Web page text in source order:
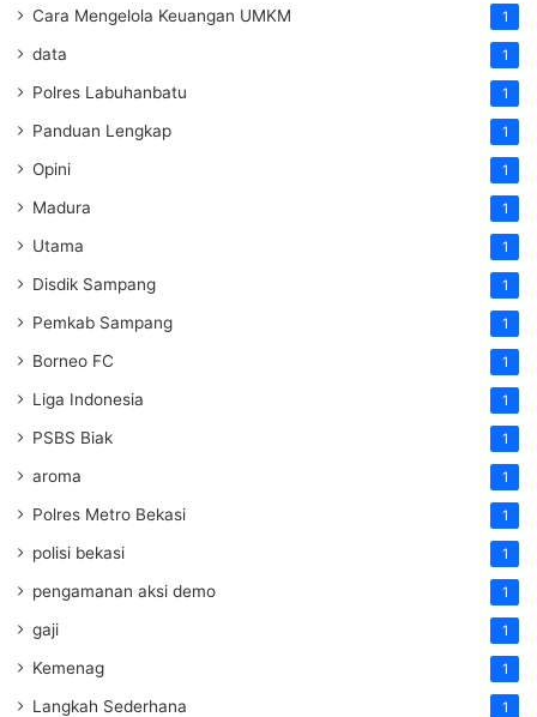
Cara Mengelola Keuangan UMKM 1
data 1
Polres Labuhanbatu 1
Panduan Lengkap 1
Opini 1
Madura 1
Utama 1
Disdik Sampang 1
Pemkab Sampang 1
Borneo FC 1
Liga Indonesia 1
PSBS Biak 1
aroma 1
Polres Metro Bekasi 1
polisi bekasi 1
pengamanan aksi demo 1
gaji 1
Kemenag 1
Langkah Sederhana 1